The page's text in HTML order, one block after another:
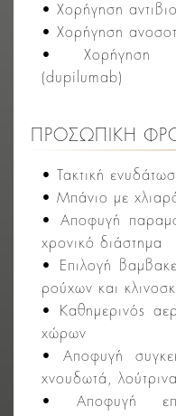
• Χορήγηση
• Χορήγηση
• Χορήγηση
(dupilumab)
ΠΡΟΣΩΠΙΚΗ
• Τακτική
• Μπάνιο με
• Αποφυγή
χρονικό διάστημα
• Επιλογή
ρούχων και
• Καθημερινός
χώρων
• Αποφυγή
χνουδωτά, λούτρινα
• Αποφυγή